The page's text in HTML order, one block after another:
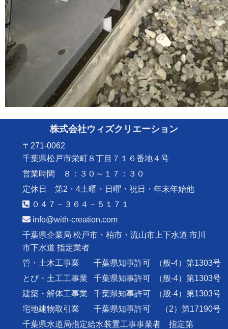
株式会社ウィズクリエーション
〒271-0062
千葉県松戸市栄町８丁目７１６番地４号
営業時間 ８：３０～１７：３０
定休日 第2・4土曜・日曜・祝日・年末年始他
０４７－３６４－５１７１
info@with-creation.com
千葉県企業局 松戸市・柏市・流山市上下水道 市川
市下水道 指定業者
管・土木工事業
千葉県知事許可
（般-4）第1303号
とび・土工工事業
千葉県知事許可
（般-4）第1303号
建築・解体工事業
千葉県知事許可
（般-4）第1303号
宅地建物取引業
千葉県知事許可
（2）第17190号
千葉県水道局指定給水装置工事事業者 指定第